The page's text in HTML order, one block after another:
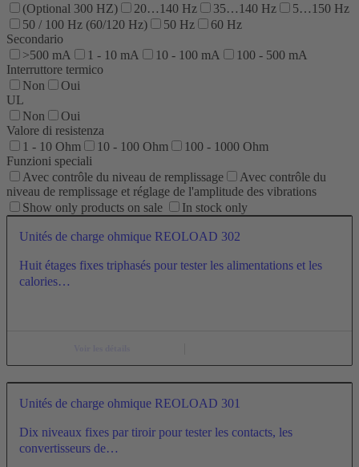
(Optional 300 HZ)
20…140 Hz 35…140 Hz
5…150 Hz
50 / 100 Hz (60/120 Hz)
50 Hz
60 Hz
Secondario
>500 mA
1 - 10 mA 10 - 100 mA
100 - 500 mA
Interruttore termico
Non
Oui
UL
Non
Oui
Valore di resistenza
1 - 10 Ohm
10 - 100 Ohm
100 - 1000 Ohm
Funzioni speciali
Avec contrôle du niveau de remplissage
Avec contrôle du
niveau de remplissage et réglage de l'amplitude des vibrations
Show only products on sale
In stock only
Unités de charge ohmique REOLOAD 302
Huit étages fixes triphasés pour tester les alimentations et les
calories…
Unités de charge ohmique REOLOAD 301
Dix niveaux fixes par tiroir pour tester les contacts, les
convertisseurs de…